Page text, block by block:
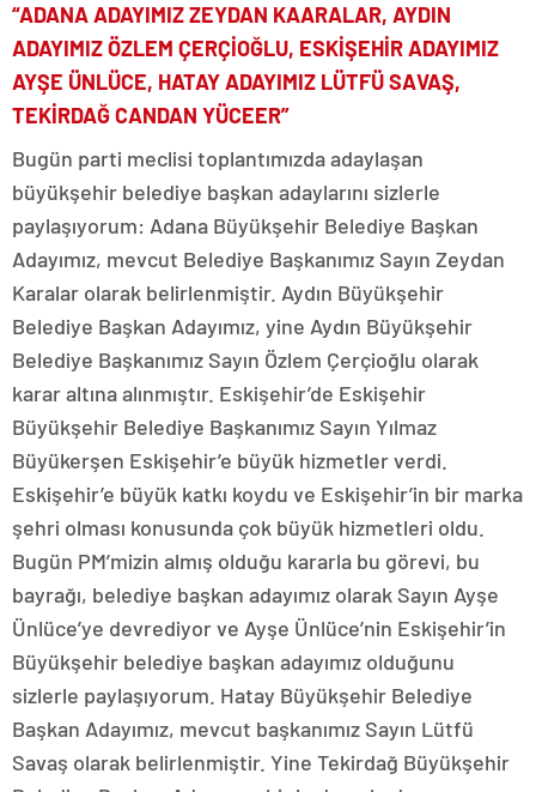
“ADANA ADAYIMIZ ZEYDAN KAARALAR, AYDIN
ADAYIMIZ ÖZLEM ÇERÇİOĞLU, ESKİŞEHİR ADAYIMIZ
AYŞE ÜNLÜCE, HATAY ADAYIMIZ LÜTFÜ SAVAŞ,
TEKİRDAĞ CANDAN YÜCEER”
Bugün parti meclisi toplantımızda adaylaşan
büyükşehir belediye başkan adaylarını sizlerle
paylaşıyorum: Adana Büyükşehir Belediye Başkan
Adayımız, mevcut Belediye Başkanımız Sayın Zeydan
Karalar olarak belirlenmiştir. Aydın Büyükşehir
Belediye Başkan Adayımız, yine Aydın Büyükşehir
Belediye Başkanımız Sayın Özlem Çerçioğlu olarak
karar altına alınmıştır. Eskişehir’de Eskişehir
Büyükşehir Belediye Başkanımız Sayın Yılmaz
Büyükerşen Eskişehir’e büyük hizmetler verdi.
Eskişehir’e büyük katkı koydu ve Eskişehir’in bir marka
şehri olması konusunda çok büyük hizmetleri oldu.
Bugün PM’mizin almış olduğu kararla bu görevi, bu
bayrağı, belediye başkan adayımız olarak Sayın Ayşe
Ünlüce’ye devrediyor ve Ayşe Ünlüce’nin Eskişehir’in
Büyükşehir belediye başkan adayımız olduğunu
sizlerle paylaşıyorum. Hatay Büyükşehir Belediye
Başkan Adayımız, mevcut başkanımız Sayın Lütfü
Savaş olarak belirlenmiştir. Yine Tekirdağ Büyükşehir